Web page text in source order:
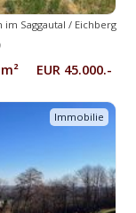
im Saggautal / Eichberg
m² EUR 45.000.-
Immobilie